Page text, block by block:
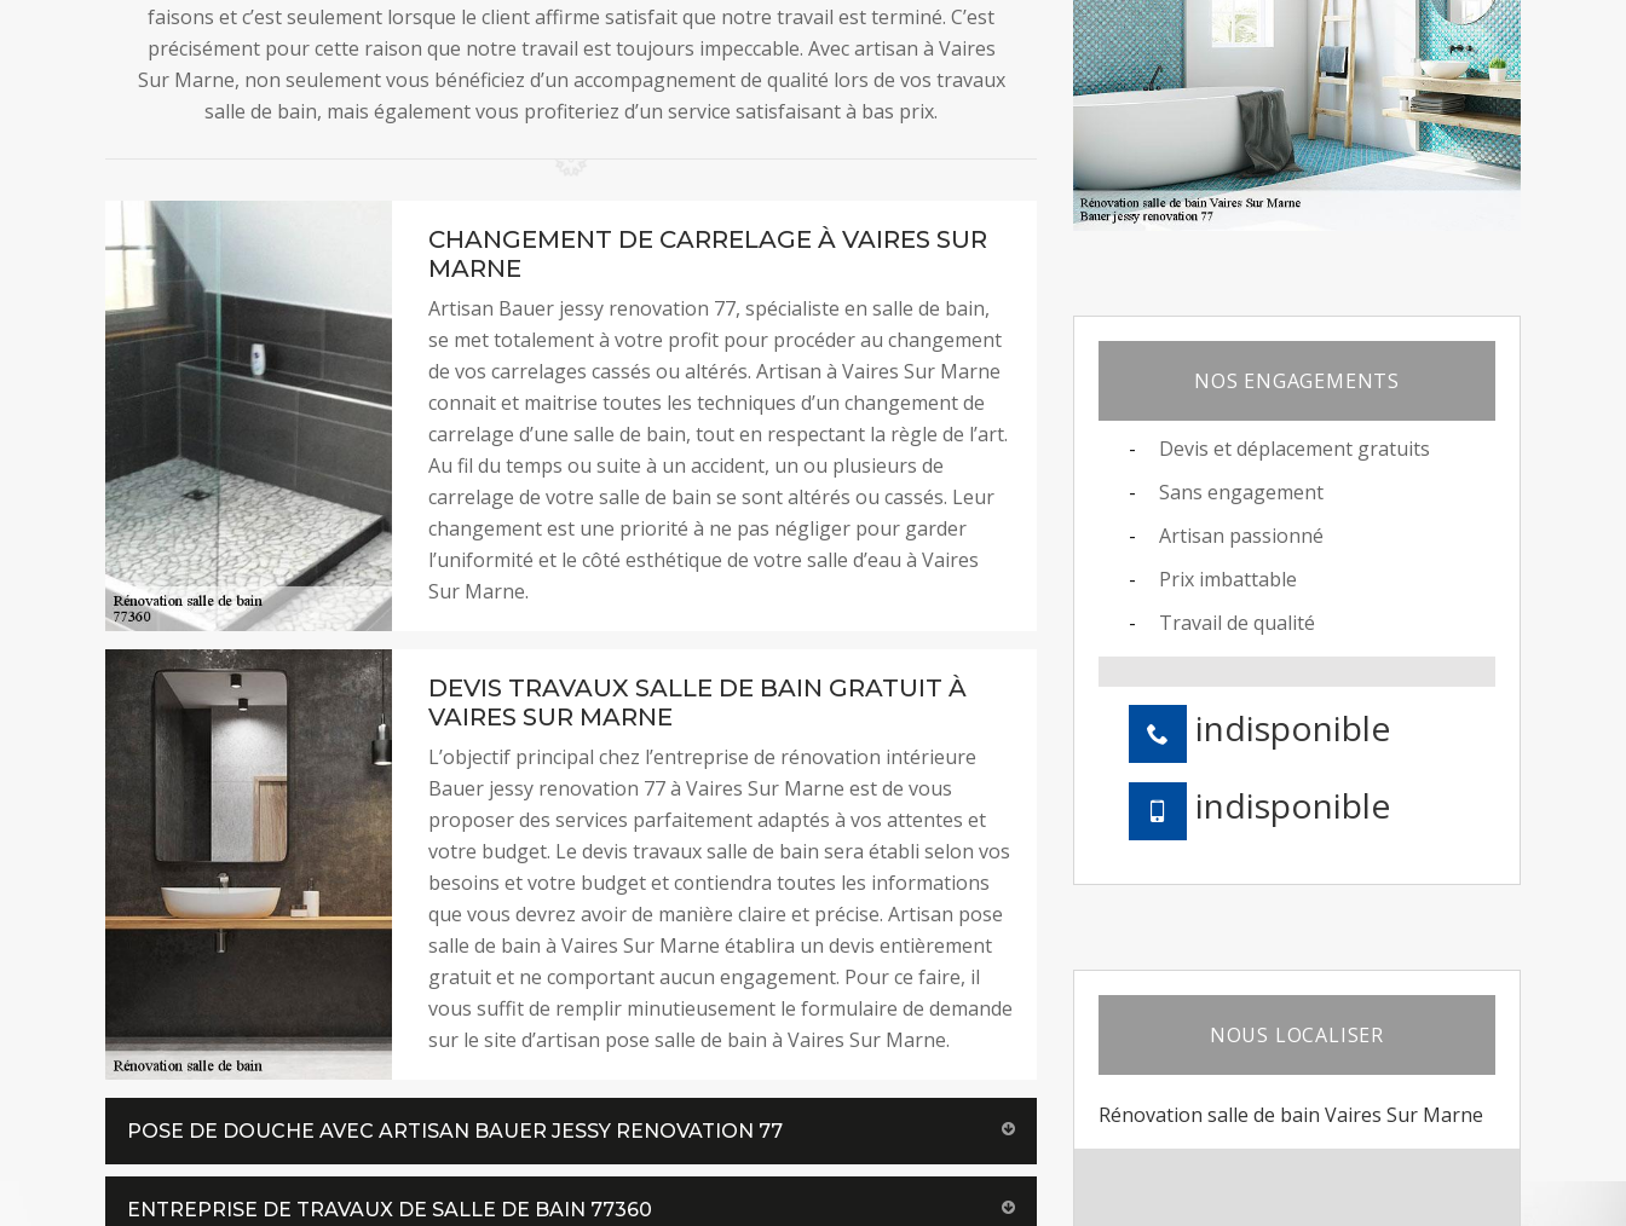
faisons et c’est seulement lorsque le client affirme satisfait que notre travail est terminé. C’est
précisément pour cette raison que notre travail est toujours impeccable. Avec artisan à Vaires
Sur Marne, non seulement vous bénéficiez d’un accompagnement de qualité lors de vos travaux
salle de bain, mais également vous profiteriez d’un service satisfaisant à bas prix.
CHANGEMENT DE CARRELAGE À VAIRES SUR
MARNE
Artisan Bauer jessy renovation 77, spécialiste en salle de bain,
se met totalement à votre profit pour procéder au changement
de vos carrelages cassés ou altérés. Artisan à Vaires Sur Marne
connait et maitrise toutes les techniques d’un changement de
carrelage d’une salle de bain, tout en respectant la règle de l’art.
Au fil du temps ou suite à un accident, un ou plusieurs de
carrelage de votre salle de bain se sont altérés ou cassés. Leur
changement est une priorité à ne pas négliger pour garder
l’uniformité et le côté esthétique de votre salle d’eau à Vaires
Sur Marne.
DEVIS TRAVAUX SALLE DE BAIN GRATUIT À
VAIRES SUR MARNE
L’objectif principal chez l’entreprise de rénovation intérieure
Bauer jessy renovation 77 à Vaires Sur Marne est de vous
proposer des services parfaitement adaptés à vos attentes et
votre budget. Le devis travaux salle de bain sera établi selon vos
besoins et votre budget et contiendra toutes les informations
que vous devrez avoir de manière claire et précise. Artisan pose
salle de bain à Vaires Sur Marne établira un devis entièrement
gratuit et ne comportant aucun engagement. Pour ce faire, il
vous suffit de remplir minutieusement le formulaire de demande
sur le site d’artisan pose salle de bain à Vaires Sur Marne.
POSE DE DOUCHE AVEC ARTISAN BAUER JESSY RENOVATION 77
ENTREPRISE DE TRAVAUX DE SALLE DE BAIN 77360
NOS ENGAGEMENTS
Devis et déplacement gratuits
Sans engagement
Artisan passionné
Prix imbattable
Travail de qualité
indisponible
indisponible
NOUS LOCALISER
Rénovation salle de bain Vaires Sur Marne